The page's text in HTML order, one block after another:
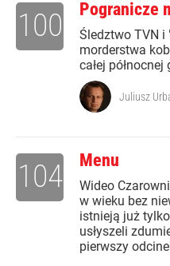
Pogranicze
Śledztwo TVN i
morderstwa
całej
100
Juliusz
Menu
Wideo
w wieku bez
istnieją już
usłyszeli
pierwszy
104